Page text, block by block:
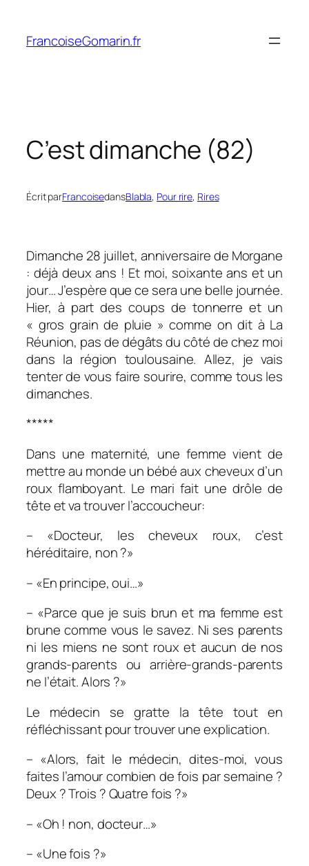
contenu
FrancoiseGomarin.fr
C’est dimanche (82)
Écrit parFrancoisedansBlabla, Pour rire, Rires
Dimanche 28 juillet, anniversaire de Morgane
: déjà deux ans ! Et moi, soixante ans et un
jour… J’espère que ce sera une belle journée.
Hier, à part des coups de tonnerre et un
« gros grain de pluie » comme on dit à La
Réunion, pas de dégâts du côté de chez moi
dans la région toulousaine. Allez, je vais
tenter de vous faire sourire, comme tous les
dimanches.
*****
Dans une maternité, une femme vient de
mettre au monde un bébé aux cheveux d’un
roux flamboyant. Le mari fait une drôle de
tête et va trouver l’accoucheur:
– «Docteur, les cheveux roux, c’est
héréditaire, non ?»
– «En principe, oui…»
– «Parce que je suis brun et ma femme est
brune comme vous le savez. Ni ses parents
ni les miens ne sont roux et aucun de nos
grands-parents ou arrière-grands-parents
ne l’était. Alors ?»
Le médecin se gratte la tête tout en
réfléchissant pour trouver une explication.
– «Alors, fait le médecin, dites-moi, vous
faites l’amour combien de fois par semaine ?
Deux ? Trois ? Quatre fois ?»
– «Oh ! non, docteur…»
– «Une fois ?»